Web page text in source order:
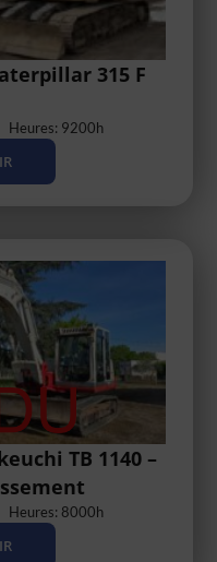
315 F
Heures: 9200h
TB 1140 –
Heures: 8000h